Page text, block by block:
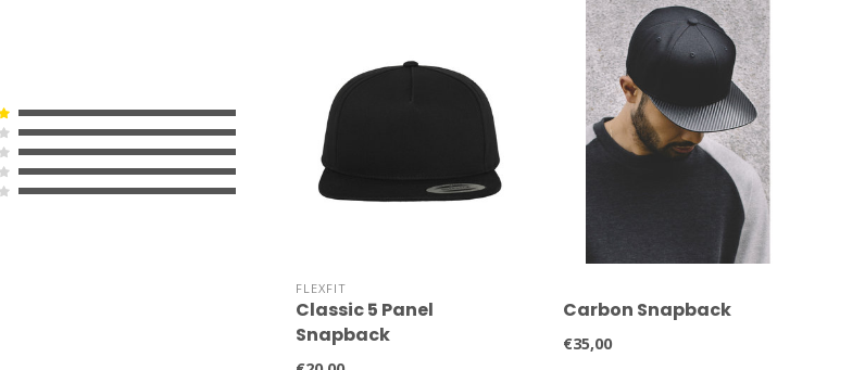
FLEXFIT
Classic 5 Panel
Snapback
Carbon Snapback
€35,00